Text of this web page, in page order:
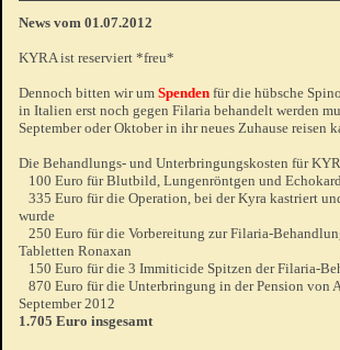
News vom 01.07.2012
KYRA ist reserviert *freu*
Dennoch bitten wir um Spenden für die hübsche
in Italien erst noch gegen Filaria behandelt werden
September oder Oktober in ihr neues Zuhause reisen
Die Behandlungs- und Unterbringungskosten für
100 Euro für Blutbild, Lungenröntgen und
335 Euro für die Operation, bei der Kyra kastriert
wurde
250 Euro für die Vorbereitung zur Filaria-
Tabletten Ronaxan
150 Euro für die 3 Immiticide Spitzen der Filaria-
870 Euro für die Unterbringung in der Pension von
September 2012
1.705 Euro insgesamt